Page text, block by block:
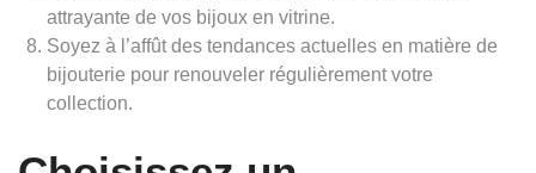
attrayante de vos bijoux en vitrine.
Soyez à l’affût des tendances actuelles en matière de
bijouterie pour renouveler régulièrement votre
collection.